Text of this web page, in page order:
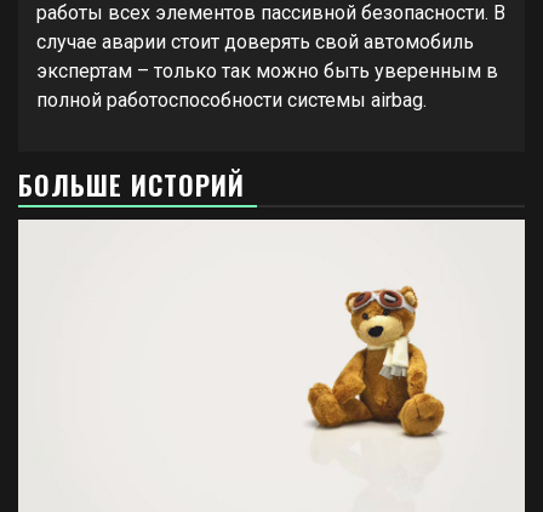
работы всех элементов пассивной безопасности. В
случае аварии стоит доверять свой автомобиль
экспертам – только так можно быть уверенным в
полной работоспособности системы airbag.
БОЛЬШЕ ИСТОРИЙ